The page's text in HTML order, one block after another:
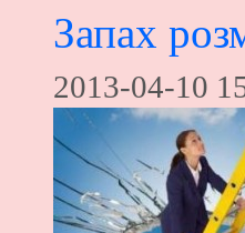
Запах
2013-04-10